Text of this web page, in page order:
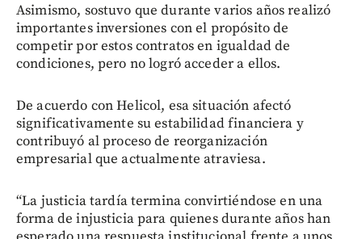
Asimismo, sostuvo que durante varios años realizó
importantes inversiones con el propósito de
competir por estos contratos en igualdad de
condiciones, pero no logró acceder a ellos.
De acuerdo con Helicol, esa situación afectó
significativamente su estabilidad financiera y
contribuyó al proceso de reorganización
empresarial que actualmente atraviesa.
“La justicia tardía termina convirtiéndose en una
forma de injusticia para quienes durante años han